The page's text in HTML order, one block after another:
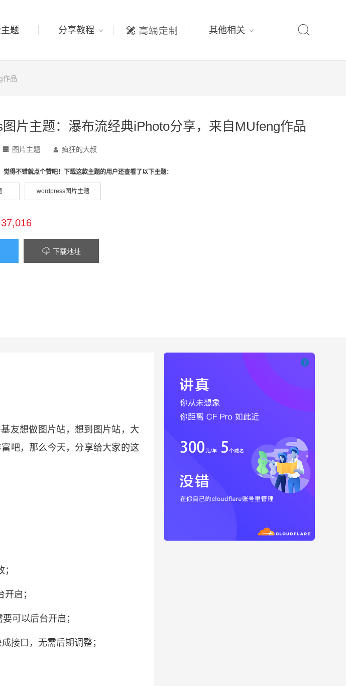
题 分享教程 其他相关 
作品
片主题：瀑布流经典iPhoto分享，来自MUfeng作品
 图片主题  疯狂的大叔
觉得不错就点个赞吧！下载这款主题的用户还查看了以下主题：
wordpress图片主题
37,016
 下载地址
友想做图片站，想到图片站，大
吧，那么今天，分享给大家的这
启；
可以后台开启；
接口，无需后期调整；
